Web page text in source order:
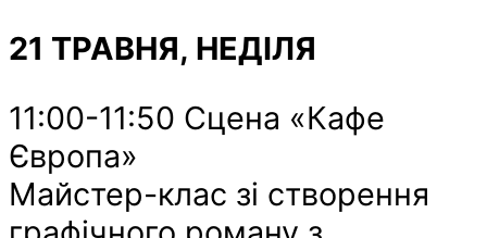
21 ТРАВНЯ, НЕДІЛЯ
11:00-11:50 Сцена «Кафе
Європа»
Майстер-клас зі створення